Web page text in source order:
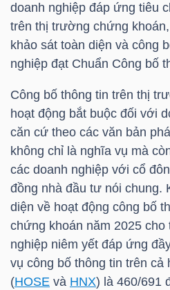
doanh nghiệp đáp ứng tiêu
trên thị trường chứng
khảo sát toàn diện và công
nghiệp đạt Chuẩn Công bố
Công bố thông tin trên thị
hoạt động bắt buộc đối với
căn cứ theo các văn bản
không chỉ là nghĩa vụ mà
các doanh nghiệp với cổ
đồng nhà đầu tư nói chung.
diện về hoạt động công bố
chứng khoán năm 2025
nghiệp niêm yết đáp ứng
vụ công bố thông tin trên cả
(HOSE và HNX) là 460/691
ĐÔNG
DƯƠNG
TÀI
CHÍNH
CÁ
NHÂN
PHÂN
TÍCH
VIETSTOCKFINANCE